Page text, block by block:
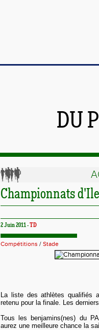
DU
Championnats
2 Juin 2011 -TD
Compétitions / Stade
La liste des athlètes qualifiés
retenu pour la finale. Les
Tous les benjamins(nes) du
aurez une meilleure chance la